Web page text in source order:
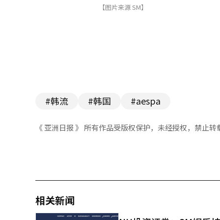
【图片来源 SM】
#韩流 #韩国 #aespa
《 亚洲日报 》 所有作品受版权保护，未经授权，禁止转
相关新闻